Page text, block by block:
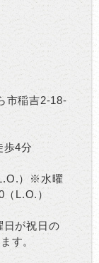
市稲吉2-18-
4分
）※水曜
L.O.）
が祝日の
す。